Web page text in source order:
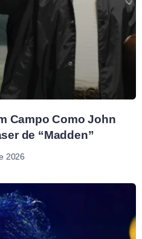
Campo Como John
de “Madden”
2026